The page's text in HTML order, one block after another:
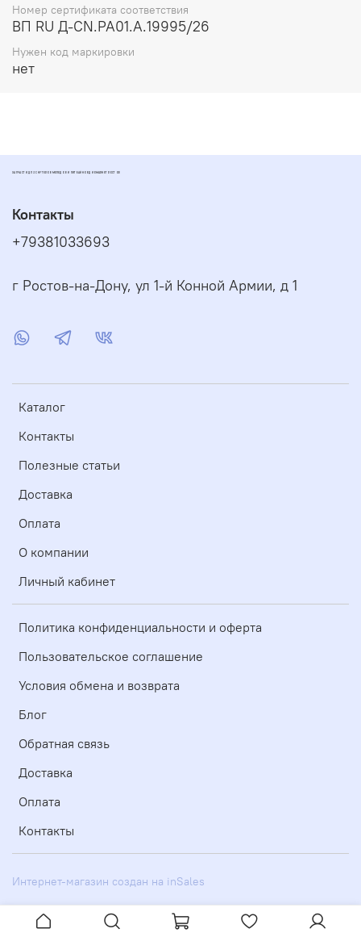
Номер сертификата соответствия
ВП RU Д-CN.РА01.А.19995/26
Нужен код маркировки
нет
ЗАПЧАСТИ ДЛЯ СКУТЕРОВ МОПЕДОВ И ПИТБАЙКОВ ДИОМАРКЕТ РОСТОВ
Каталог
Контакты
Полезные статьи
Доставка
Оплата
О компании
Личный кабинет
Политика конфиденциальности и оферта
Пользовательское соглашение
Условия обмена и возврата
Блог
Обратная связь
Доставка
Оплата
Контакты
Контакты
+79381033693
г Ростов-на-Дону, ул 1-й Конной Армии, д 1
Интернет-магазин создан на inSales